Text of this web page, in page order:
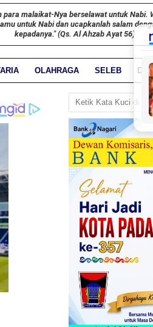
para malaikat-Nya berselawat untuk Nabi.
untuk Nabi dan ucapkanlah salam
kepadanya." (Qs. Al Ahzab Ayat 56)
OLAHRAGA SELEB